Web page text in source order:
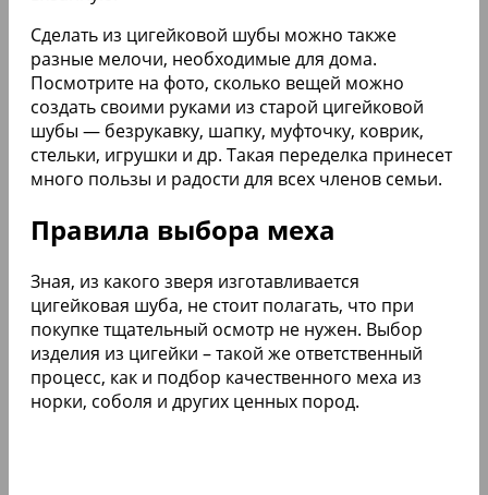
Сделать из цигейковой шубы можно также
разные мелочи, необходимые для дома.
Посмотрите на фото, сколько вещей можно
создать своими руками из старой цигейковой
шубы — безрукавку, шапку, муфточку, коврик,
стельки, игрушки и др. Такая переделка принесет
много пользы и радости для всех членов семьи.
Правила выбора меха
Зная, из какого зверя изготавливается
цигейковая шуба, не стоит полагать, что при
покупке тщательный осмотр не нужен. Выбор
изделия из цигейки – такой же ответственный
процесс, как и подбор качественного меха из
норки, соболя и других ценных пород.